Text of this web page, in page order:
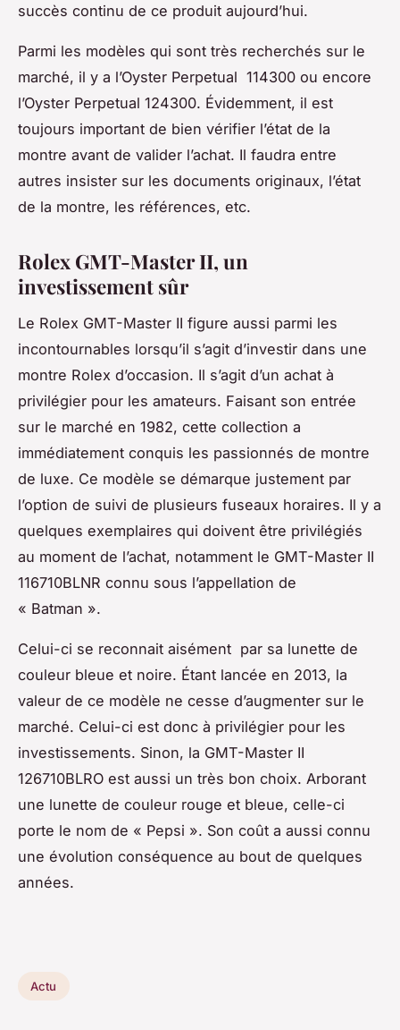
succès continu de ce produit aujourd’hui.
Parmi les modèles qui sont très recherchés sur le
marché, il y a l’Oyster Perpetual 114300 ou encore
l’Oyster Perpetual 124300. Évidemment, il est
toujours important de bien vérifier l’état de la
montre avant de valider l’achat. Il faudra entre
autres insister sur les documents originaux, l’état
de la montre, les références, etc.
Rolex GMT-Master II, un
investissement sûr
Le Rolex GMT-Master II figure aussi parmi les
incontournables lorsqu’il s’agit d’investir dans une
montre Rolex d’occasion. Il s’agit d’un achat à
privilégier pour les amateurs. Faisant son entrée
sur le marché en 1982, cette collection a
immédiatement conquis les passionnés de montre
de luxe. Ce modèle se démarque justement par
l’option de suivi de plusieurs fuseaux horaires. Il y a
quelques exemplaires qui doivent être privilégiés
au moment de l’achat, notamment le GMT-Master II
116710BLNR connu sous l’appellation de
« Batman ».
Celui-ci se reconnait aisément par sa lunette de
couleur bleue et noire. Étant lancée en 2013, la
valeur de ce modèle ne cesse d’augmenter sur le
marché. Celui-ci est donc à privilégier pour les
investissements. Sinon, la GMT-Master II
126710BLRO est aussi un très bon choix. Arborant
une lunette de couleur rouge et bleue, celle-ci
porte le nom de « Pepsi ». Son coût a aussi connu
une évolution conséquence au bout de quelques
années.
Actu